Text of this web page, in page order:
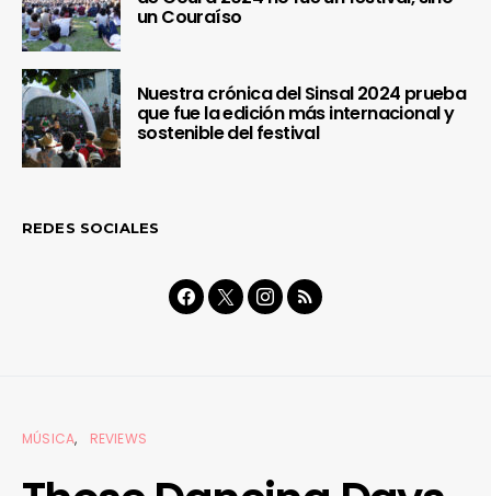
un Couraíso
Nuestra crónica del Sinsal 2024 prueba
que fue la edición más internacional y
sostenible del festival
REDES SOCIALES
MÚSICA REVIEWS